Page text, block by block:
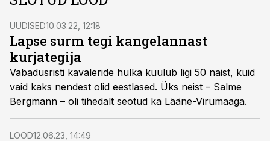
UUDISED10.03.22, 12:18
Lapse surm tegi kangelannast
kurjategija
Vabadusristi kavaleride hulka kuulub ligi 50 naist, kuid
vaid kaks nendest olid eestlased. Üks neist – Salme
Bergmann – oli tihedalt seotud ka Lääne-Virumaaga.
LOOD12.06.23, 14:49